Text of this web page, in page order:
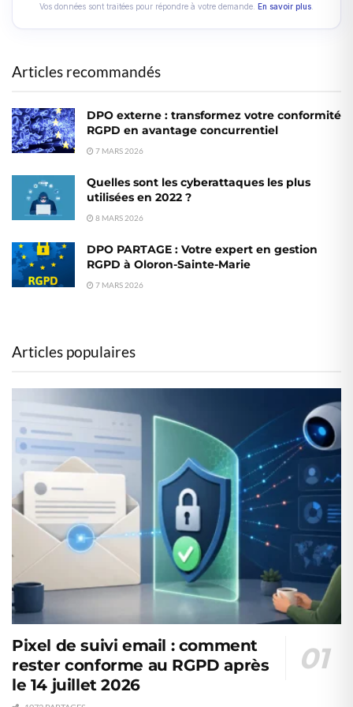
Vos données sont traitées pour répondre à votre demande. En savoir plus
Articles recommandés
DPO externe : transformez votre conformité
RGPD en avantage concurrentiel
7 MARS 2026
Quelles sont les cyberattaques les plus
utilisées en 2022 ?
8 MARS 2026
DPO PARTAGE : Votre expert en gestion
RGPD à Oloron-Sainte-Marie
7 MARS 2026
Articles populaires
Pixel de suivi email : comment
rester conforme au RGPD après
le 14 juillet 2026